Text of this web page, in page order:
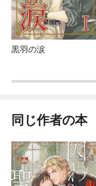
黒羽の涙
同じ作者の本